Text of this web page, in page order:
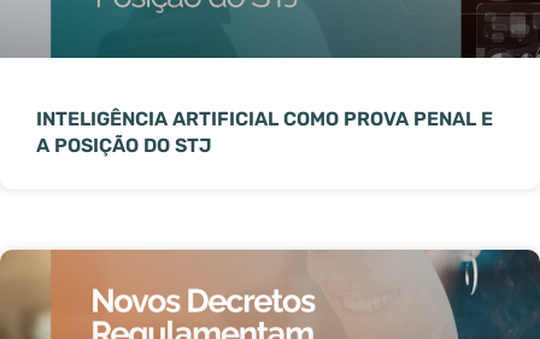
INTELIGÊNCIA ARTIFICIAL COMO PROVA PENAL E
A POSIÇÃO DO STJ